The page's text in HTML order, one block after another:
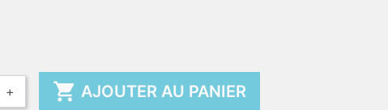
+  AJOUTER AU PANIER